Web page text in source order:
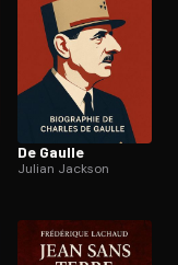
De Gaulle
Julian Jackson